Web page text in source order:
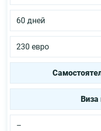
60 дней
230 евро
Виза
–